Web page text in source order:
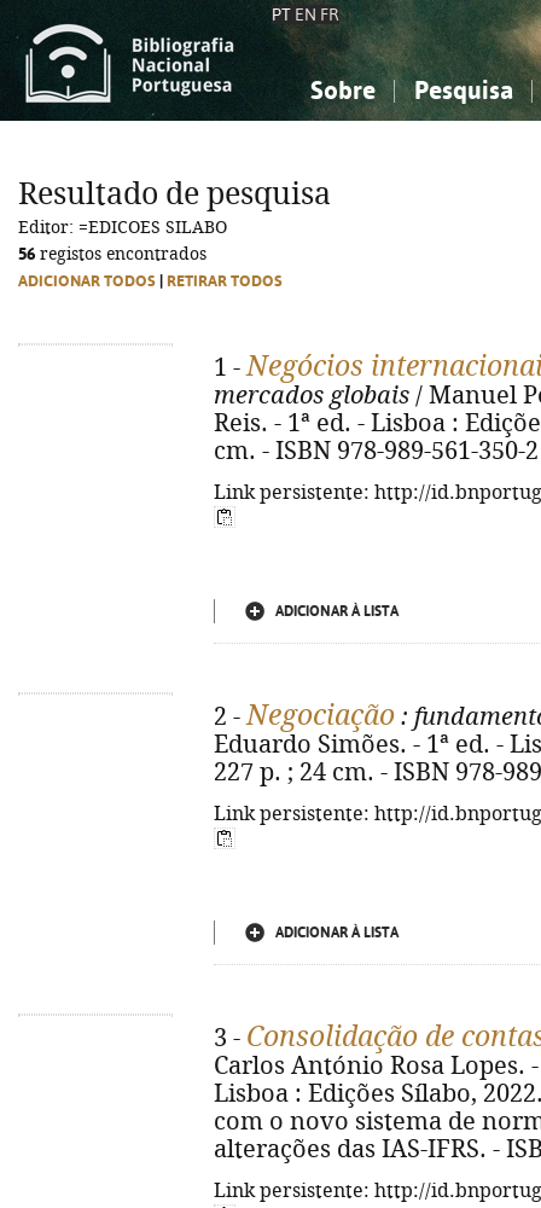
PT EN FR
Sobre Pesquisa
Ciências sociais...
Ciências sociais...
Resultado de pesquisa
Editor: =EDICOES SILABO
56 registos encontrados
ADICIONAR TODOS RETIRAR TODOS
1 -Negócios
mercados globais / Manuel
Reis. - 1ª ed. - Lisboa :
cm. - ISBN 978-989-561-350-2
Link persistente: http://
ADICIONAR À LISTA
2 -Negociação :
Eduardo Simões. - 1ª ed. -
227 p. ; 24 cm. - ISBN 978-
Link persistente: http://
ADICIONAR À LISTA
3 - Consolidação de
Carlos António Rosa Lopes.
Lisboa : Edições Sílabo,
com o novo sistema de
alterações das IAS-IFRS. -
Link persistente: http://